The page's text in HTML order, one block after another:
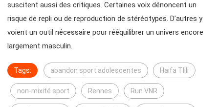
suscitent aussi des critiques. Certaines voix dénoncent un
risque de repli ou de reproduction de stéréotypes. D’autres y
voient un outil nécessaire pour rééquilibrer un univers encore
largement masculin.
Tags: abandon sport adolescentes Haifa Tlili
non-mixité sport Rennes Run VNR